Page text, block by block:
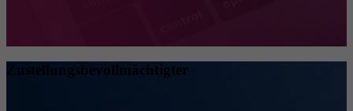
Zustellungsbevollmächtigter